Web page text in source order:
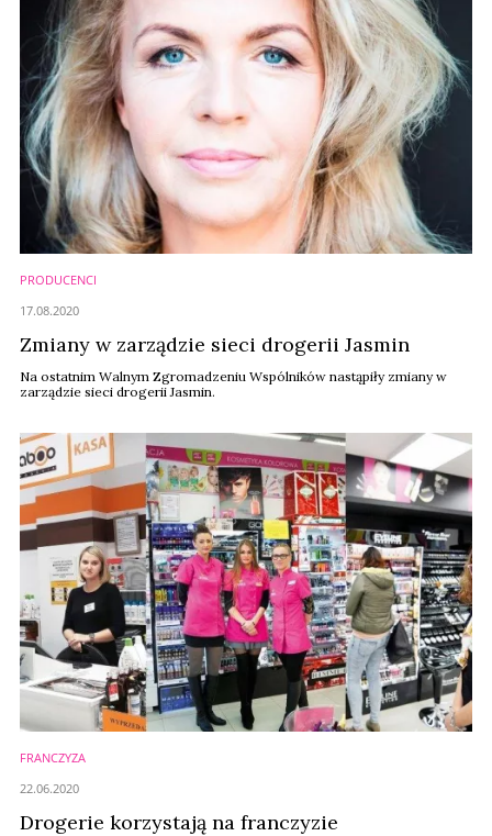
PRODUCENCI
Zmiany w zarządzie sieci drogerii Jasmin
Na ostatnim Walnym Zgromadzeniu Wspólników nastąpiły zmiany w
zarządzie sieci drogerii Jasmin.
17.08.2020
FRANCZYZA
Drogerie korzystają na franczyzie
22.06.2020